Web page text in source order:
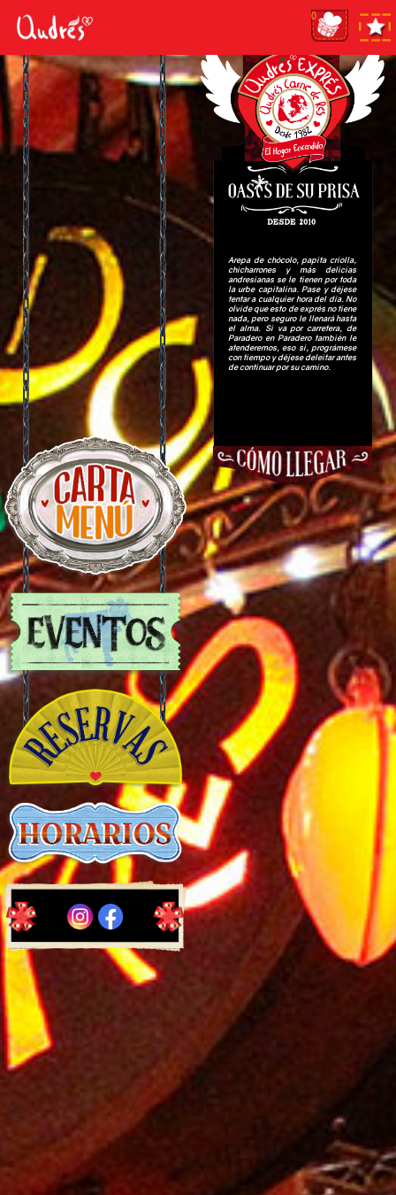
0
Arepa de chócolo, papita criolla,
chicharrones y más delicias
andresianas se le tienen por toda
la urbe capitalina. Pase y déjese
tentar a cualquier hora del día. No
olvide que esto de exprés no tiene
nada, pero seguro le llenará hasta
el alma. Si va por carretera, de
Paradero en Paradero también le
atenderemos, eso si, prográmese
con tiempo y déjese deleitar antes
de continuar por su camino.